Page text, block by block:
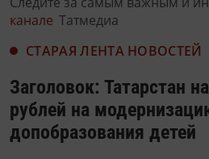
канале Татмедиа
СТАРАЯ ЛЕНТА НОВОСТЕЙ
Заголовок: Татарстан
рублей на
допобразования детей